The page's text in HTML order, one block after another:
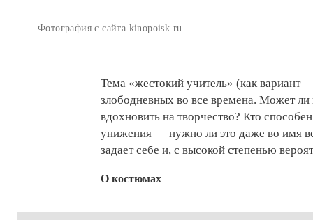
Фотография с сайта kinopoisk.ru
Тема «жестокий учитель» (как
злободневных во все времена. Может ли
вдохновить на творчество? Кто
унижения — нужно ли это даже во имя
задает себе и, с высокой степенью
О костюмах